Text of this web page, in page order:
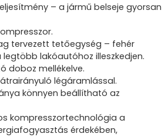
– a jármű belseje gyorsan
tervezett tetőegység – fehér
legtöbb lakóautóhoz illeszkedjen.
doboz mellékelve.
légáramlással.
könnyen beállítható az
kompresszortechnológia a
érdekében,